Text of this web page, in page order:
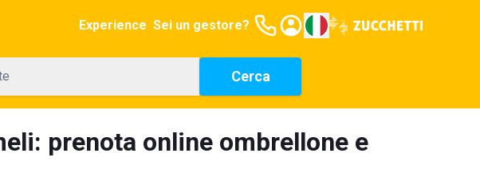
Experience Sei un gestore?
Cerca
prenota online ombrellone e